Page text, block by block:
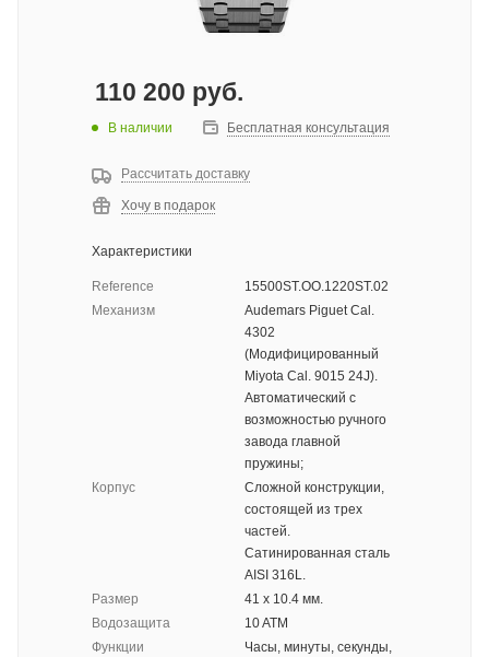
110 200 руб.
В наличии Бесплатная консультация
Рассчитать доставку
Хочу в подарок
Характеристики
Reference
15500ST.OO.1220ST.02
Механизм
Audemars Piguet Cal.
4302
(Модифицированный
Miyota Cal. 9015 24J).
Автоматический с
возможностью ручного
завода главной
пружины;
Корпус
Сложной конструкции,
состоящей из трех
частей.
Сатинированная сталь
AISI 316L.
Размер
41 х 10.4 мм.
Водозащита
10 ATM
Функции
Часы, минуты, секунды,